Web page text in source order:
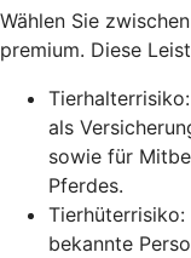
Wählen Sie
premium. Diese
als
sowie für
Pferdes.
bekannte